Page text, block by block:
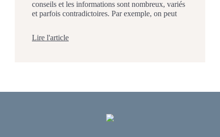
conseils et les informations sont nombreux, variés
et parfois contradictoires. Par exemple, on peut
c’est un allié de la santé buccodentaire. Mais
Lire l'article